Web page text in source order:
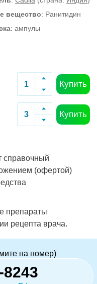
вещество: Ранитидин
: ампулы
Купить
Купить
справочный
(офертой)
препараты
рецепта врача.
на номер)
8243